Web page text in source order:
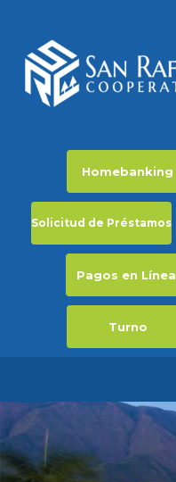
Homebanking
Solicitud de Préstamos
Pagos en Línea
Turno